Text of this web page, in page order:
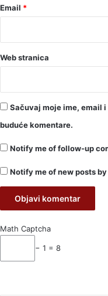
Email *
Web stranica
Sačuvaj moje ime, email
buduće komentare.
Notify me of follow-up
Notify me of new posts
Math Captcha
− 1 = 8